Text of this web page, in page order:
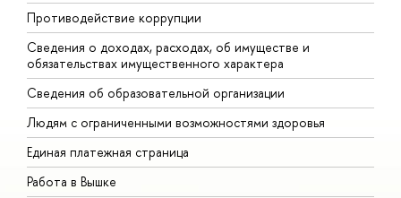
Противодействие коррупции
Сведения о доходах, расходах, об имуществе и
обязательствах имущественного характера
Сведения об образовательной организации
Людям с ограниченными возможностями здоровья
Единая платежная страница
Работа в Вышке